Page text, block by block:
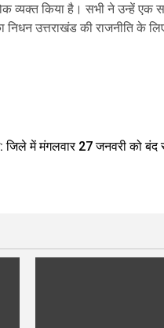
व्यक्त किया है। सभी ने उन्हें एक
उत्तराखंड की राजनीति के
जिले में मंगलवार 27 जनवरी को